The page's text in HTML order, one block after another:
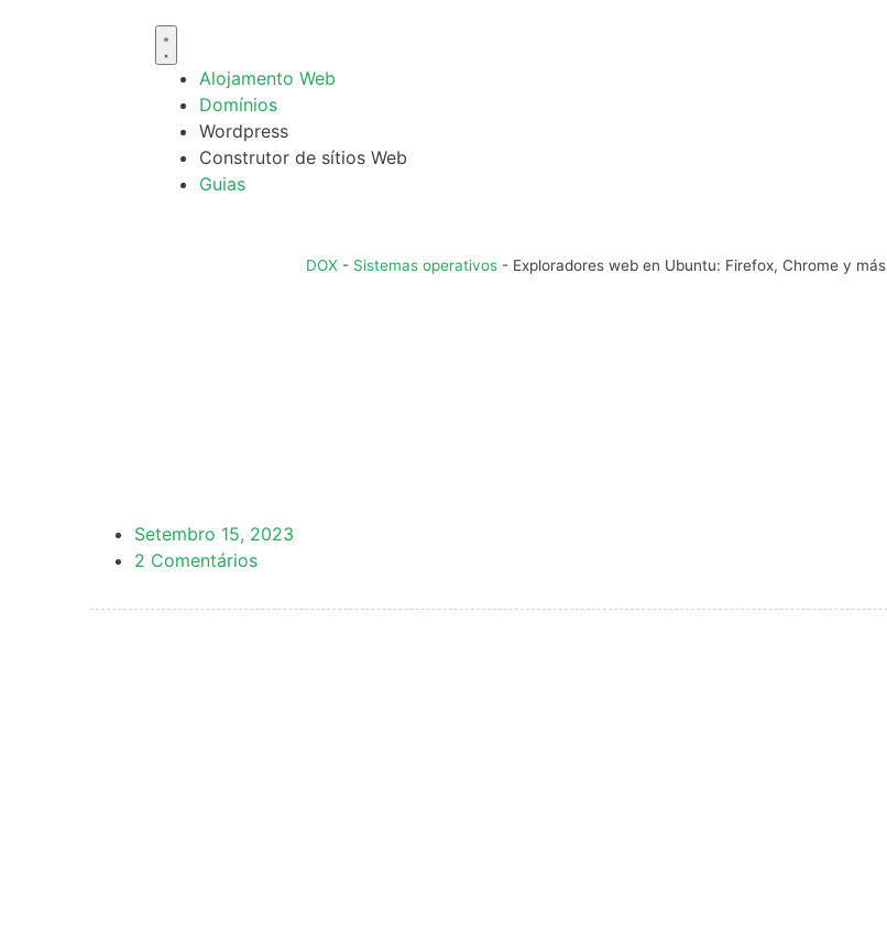
Alojamento Web
Domínios
Wordpress
Construtor de sítios Web
Guias
DOX - Sistemas operativos - Exploradores web en Ubuntu: Firefox, Chrome y más
Setembro 15, 2023
2 Comentários